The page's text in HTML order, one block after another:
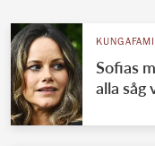
Sofias
alla såg